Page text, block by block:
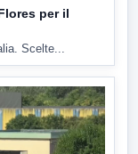
per il
Scelte...